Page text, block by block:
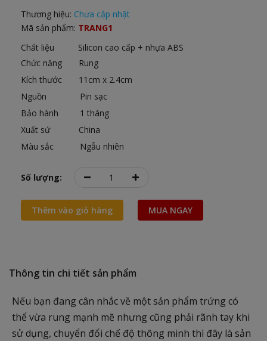
Thương hiệu: Chưa cập nhật
Mã sản phẩm: TRANG1
Chất liệu Silicon cao cấp + nhựa ABS
Chức năng Rung
Kích thước 11cm x 2.4cm
Nguồn Pin sạc
Bảo hành 1 tháng
Xuất sứ China
Màu sắc Ngẫu nhiên
Số lượng:
Thêm vào giỏ hàng MUA NGAY
Thông tin chi tiết sản phẩm
Nếu bạn đang cân nhắc về một sản phẩm trứng có
thể vừa rung mạnh mẽ nhưng cũng phải rãnh tay khi
sử dụng, chuyển đổi chế độ thông minh thì đây là sản